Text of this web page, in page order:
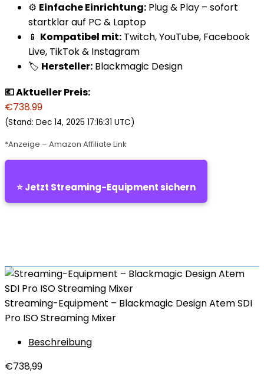
⚙️ Einfache Einrichtung: Plug & Play – sofort
startklar auf PC & Laptop
📱 Kompatibel mit: Twitch, YouTube, Facebook
Live, TikTok & Instagram
🏷️ Hersteller: Blackmagic Design
💶 Aktueller Preis:
€738.99
(Stand: Dec 14, 2025 17:16:31 UTC)
*Anzeige – Amazon Affiliate Link
⭐ Jetzt Streaming-Equipment sichern
Streaming-Equipment – Blackmagic Design Atem SDI
Pro ISO Streaming Mixer
Beschreibung
€738,99